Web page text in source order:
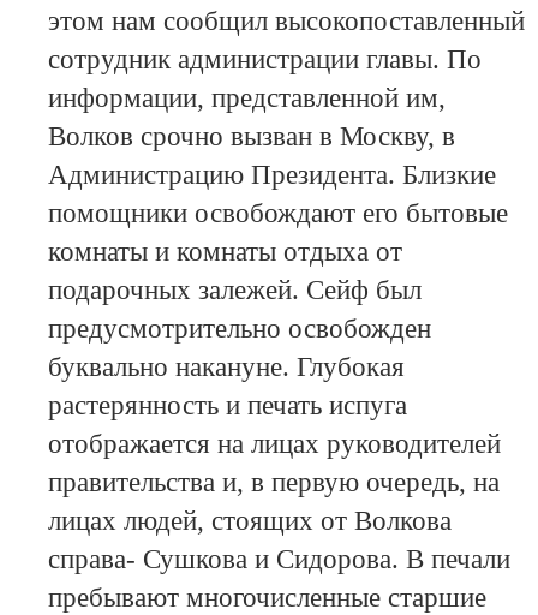
этом нам сообщил высокопоставленный
сотрудник администрации главы. По
информации, представленной им,
Волков срочно вызван в Москву, в
Администрацию Президента. Близкие
помощники освобождают его бытовые
комнаты и комнаты отдыха от
подарочных залежей. Сейф был
предусмотрительно освобожден
буквально накануне. Глубокая
растерянность и печать испуга
отображается на лицах руководителей
правительства и, в первую очередь, на
лицах людей, стоящих от Волкова
справа- Сушкова и Сидорова. В печали
пребывают многочисленные старшие